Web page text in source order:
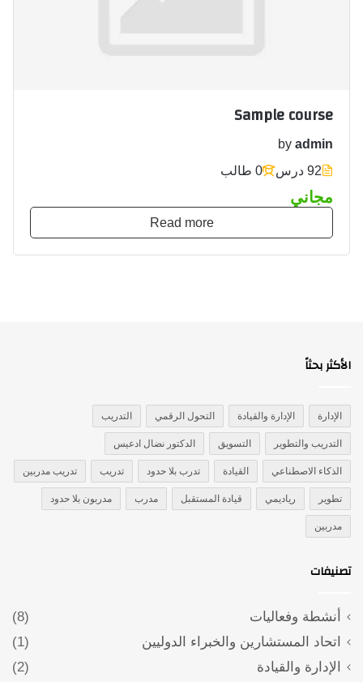
Sample course
by admin
92 درس
0 طالب
مجاني
Read more
الأكثر بحثاً
الإدارة الإدارة والقيادة التحول الرقمي التدريب
التدريب والتطوير التسويق الدكتور نضال ادعيس
الذكاء الاصطناعي القيادة تدرب بلا حدود تدريب تدريب مدربين
تطوير رياديمي قيادة المستقبل مدرب مدربون بلا حدود
مدربين
تصنيفات
أنشطة وفعاليات
(8)
اتحاد المستشارين والخبراء الدوليين
(1)
الإدارة والقيادة
(2)